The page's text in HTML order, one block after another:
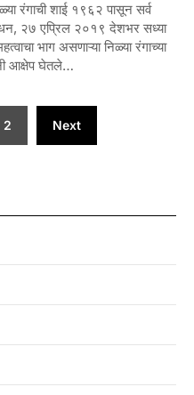
रंगाची शाई १९६२ पासून सर्व
२७ एप्रिल २०१९ देशभर सध्या
भाग असणाऱ्या निळ्या रंगाच्या
आक्षेप घेतले…
2 Next